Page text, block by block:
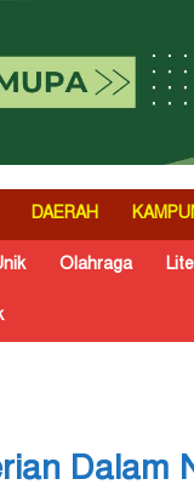
DAERAH
Olahraga
Dalam